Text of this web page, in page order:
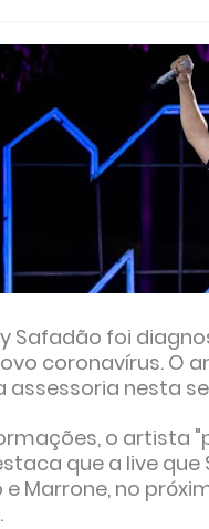
Safadão foi
coronavírus. O
assessoria nesta
o artista
que a live
e Marrone, no